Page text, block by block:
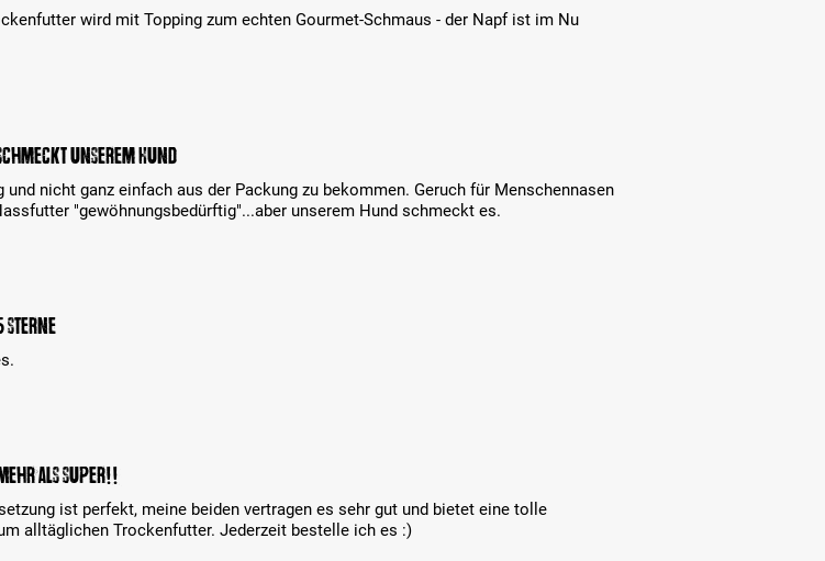
wird mit Topping zum echten Gourmet-Schmaus - der Napf ist im Nu
unserem Hund
nicht ganz einfach aus der Packung zu bekommen. Geruch für Menschennasen
"gewöhnungsbedürftig"...aber unserem Hund schmeckt es.
Sterne
als super!!
ist perfekt, meine beiden vertragen es sehr gut und bietet eine tolle
alltäglichen Trockenfutter. Jederzeit bestelle ich es :)